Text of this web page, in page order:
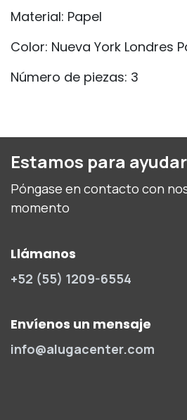
Material: Papel
Color: Nueva York Londres
Número de piezas: 3
Estamos para
Póngase en contacto con
momento
Llámanos
+52 (55) 1209-6554
Envíenos un mensaje
info@alugacenter.com